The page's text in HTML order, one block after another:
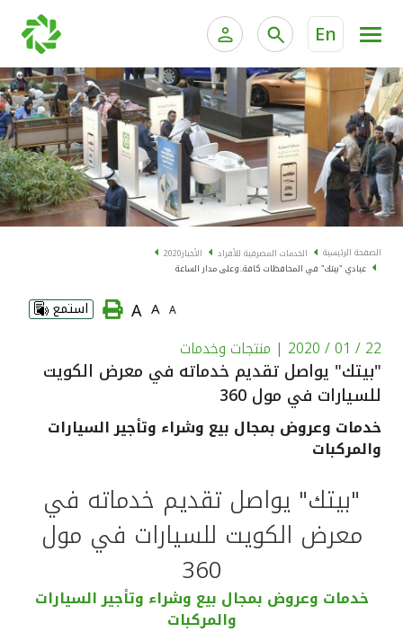
En
الخدمات المصرفية الإلكترونية للأفراد
الخدمات المصرفية الإلكترونية للشركات
خدمة "بيتك" للتداول الإلكتروني
الخدمات المصرفية للأفراد الخدمات المالية الخاصة
الحسابات المصرفية
البطاقات
"برامج العملاء"
الاستثمار
القنوات المصرفية
أدوات وخدمات
خدمات ما بعد البيع
اتصل بنا
الصفحة الرئيسية الخدمات المصرفية للأفراد الأخبار2020
عيادي "بيتك" في المحافظات كافة..وعلى مدار الساعة
A
A
A استمع
22 / 01 / 2020 | منتجات وخدمات
"بيتك" يواصل تقديم خدماته في معرض الكويت
للسيارات في مول 360
خدمات وعروض بمجال بيع وشراء وتأجير السيارات
والمركبات
"بيتك" يواصل تقديم خدماته في
معرض الكويت للسيارات في مول
360
خدمات وعروض بمجال بيع وشراء وتأجير السيارات
والمركبات